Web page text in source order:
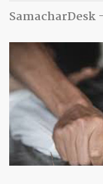
SamacharDesk